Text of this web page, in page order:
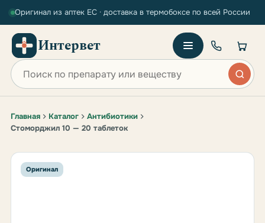
Оригинал из аптек ЕС · доставка в термобоксе по всей России
Интервет
Поиск по сайту
Главная Каталог
Антибиотики
Стоморджил 10 — 20 таблеток
Оригинал